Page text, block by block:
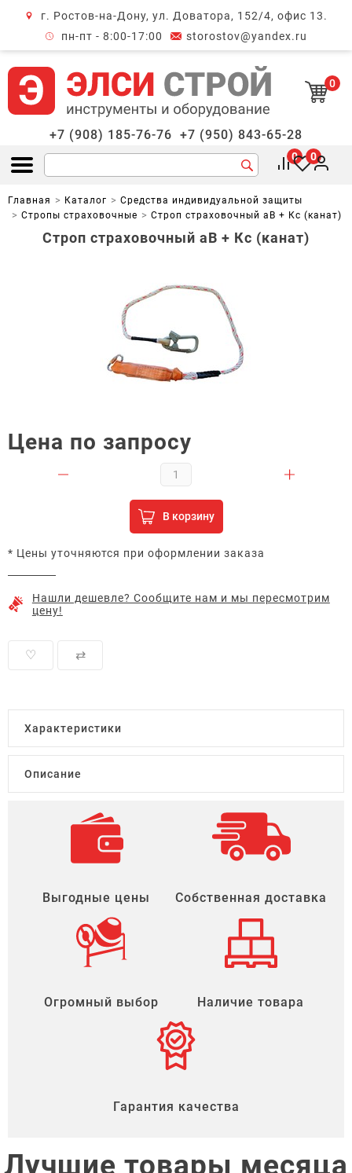
г. Ростов-на-Дону, ул. Доватора, 152/4, офис 13.
пн-пт - 8:00-17:00
storostov@yandex.ru
0
+7 (908) 185-76-76 +7 (950) 843-65-28
Открыть меню
0 0
Главная Каталог
Средства индивидуальной защиты
Стропы страховочные
Строп страховочный аВ + Кс (канат)
Строп страховочный аВ + Кс (канат)
Цена по запросу
В корзину
* Цены уточняются при оформлении заказа
Нашли дешевле? Сообщите нам и мы пересмотрим
цену!
♡ ⇄
Характеристики
Описание
Выгодные цены Собственная доставка
Огромный выбор Наличие товара
Гарантия качества
Лучшие товары месяца